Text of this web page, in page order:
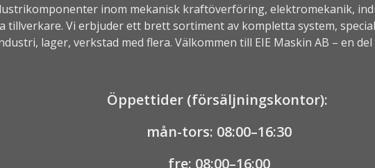
inom mekanisk kraftöverföring, elektromekanik,
tillverkare. Vi erbjuder ett brett sortiment av kompletta system,
lager, verkstad med flera. Välkommen till EIE Maskin AB – en
Öppettider (försäljningskontor):
mån-tors: 08:00–16:30
fre: 08:00–16:00